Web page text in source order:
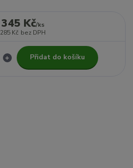
345 Kč/ks
285 Kč bez DPH
Přidat do košíku